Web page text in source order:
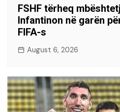
FSHF tërheq
Infantinon në garën
FIFA-s
August 6, 2026